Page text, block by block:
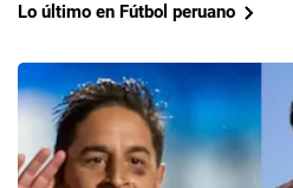
Lo último en Fútbol peruano